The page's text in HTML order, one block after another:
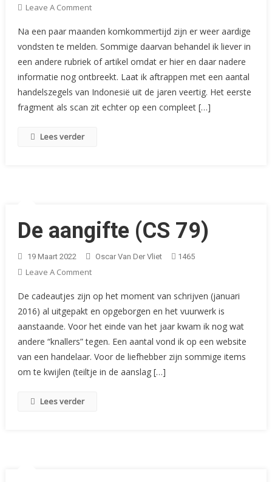
Leave A CommentOn
Aangifte
(CS61)
Na een paar maanden komkommertijd zijn er weer aardige
vondsten te melden. Sommige daarvan behandel ik liever in
een andere rubriek of artikel omdat er hier en daar nadere
informatie nog ontbreekt. Laat ik aftrappen met een aantal
handelszegels van Indonesië uit de jaren veertig. Het eerste
fragment als scan zit echter op een compleet […]
Lees verder
De aangifte (CS 79)
19 Maart 2022 Oscar Van Der Vliet 1465
Leave A CommentOn
Aangifte
(CS
79)
De cadeautjes zijn op het moment van schrijven (januari
2016) al uitgepakt en opgeborgen en het vuurwerk is
aanstaande. Voor het einde van het jaar kwam ik nog wat
andere “knallers” tegen. Een aantal vond ik op een website
van een handelaar. Voor de liefhebber zijn sommige items
om te kwijlen (teiltje in de aanslag […]
Lees verder